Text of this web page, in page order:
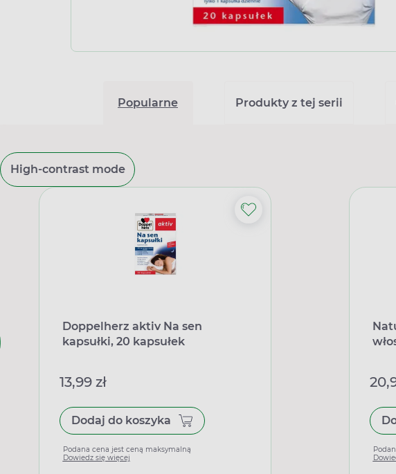
Popularne Produkty z tej serii
High-contrast mode
Doppelherz aktiv Na sen
kapsułki, 20 kapsułek
13,99 zł
Dodaj do koszyka
Podana cena jest ceną maksymalną
Dowiedz się więcej